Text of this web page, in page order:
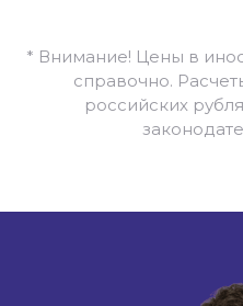
* Внимание! Цены в
справочно.
российских